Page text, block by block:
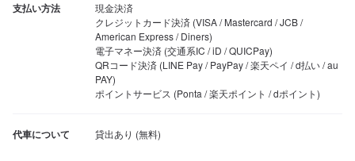
支払い方法
現金決済
クレジットカード決済 (VISA / Mastercard / JCB /
American Express / Diners)
電子マネー決済 (交通系IC / iD / QUICPay)
QRコード決済 (LINE Pay / PayPay / 楽天ペイ / d払い / au
PAY)
ポイントサービス (Ponta / 楽天ポイント / dポイント)
代車について